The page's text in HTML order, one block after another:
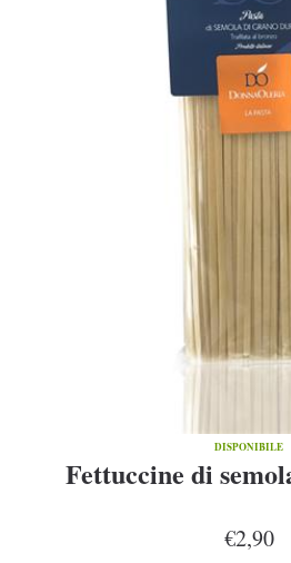
DISPONIBILE
Fettuccine di
€2,90